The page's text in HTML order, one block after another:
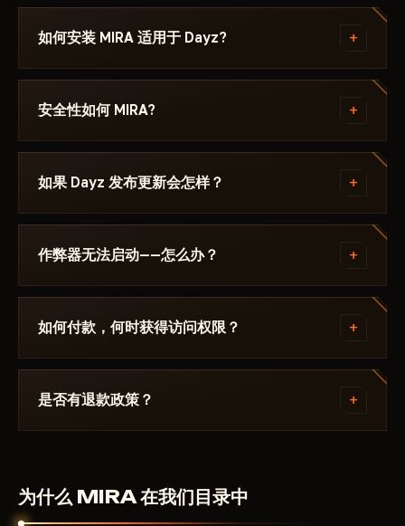
PvP 策略玩家：雷达和存档点，助您在地图上制定战
新手：支持所有地图，包括模组服务器，助您轻松上手。
Mira 不是用来攻击的工具，而是获取信息和掌控全局的
智能助手。它专注于隐蔽运行，并针对 DayZ 的每个补丁
进行更新，是长期使用的理想之选，让您安心无忧。知识
就是力量，在 DayZ 中，知识就是生存。
如何安装 MIRA 适用于 Dayz? +
付款后你将收到下载链接和专为以下游戏编写的说明：
Dayz - ，其中注明所需的 Windows 版本、Secure
Discord 或 Telegram 联系我们，我们会帮您解决。
安全性如何 MIRA? +
该作弊器在以下游戏的最新补丁上测试： Dayz 后才会
发布。当前状态可在卡片上查看——Undetected / 更新
中 / 风险。若游戏更新后状态发生变化，该辅助会被下
架，直到修复发布。
如果 Dayz 发布更新会怎样？ +
补丁发布后24小时内更新。订阅冻结——天数不会流
失。修复完成后作弊器重新出现在目录中。
作弊器无法启动——怎么办？ +
请在 Discord 中描述错误。大多数问题 15 分钟内即可
解决：启动模式不正确、Secure Boot、杀毒软件。支
如何付款，何时获得访问权限？ +
通过加密货币或匿名支付系统付款。付款确认后自动获
得访问权限——通常在几分钟内。
是否有退款政策？ +
为什么 MIRA 在我们目录中